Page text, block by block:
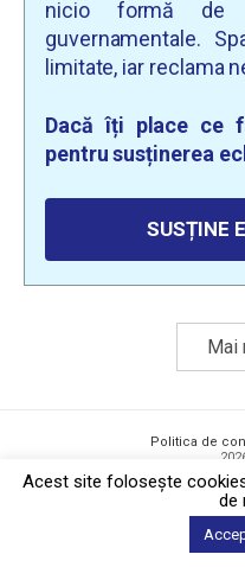
nicio formă de
guvernamentale.
limitate, iar reclama
Dacă îți place ce
pentru susținerea
SUSȚINE
Mai
Politica de
Acest site foloseşte
de